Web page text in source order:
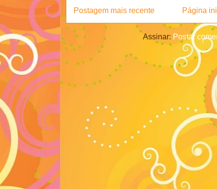
Postagem mais recente Página
Assinar: Postar